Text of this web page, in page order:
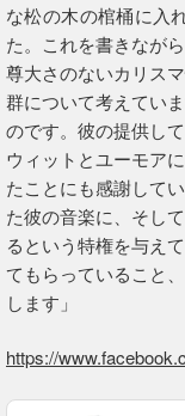
な松の木の棺桶に入
た。これを書きなが
尊大さのないカリス
群について考えてい
のです。彼の提供し
ウィットとユーモア
たことにも感謝して
た彼の音楽に、そし
るという特権を与え
てもらっていること
します」
https://